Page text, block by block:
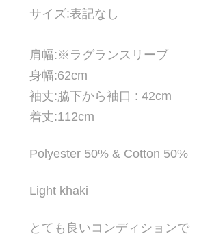
サイズ:表記なし
肩幅:※ラグランスリーブ
身幅:62cm
袖丈:脇下から袖口 : 42cm
着丈:112cm
Polyester 50% & Cotton 50%
Light khaki
とても良いコンディションで